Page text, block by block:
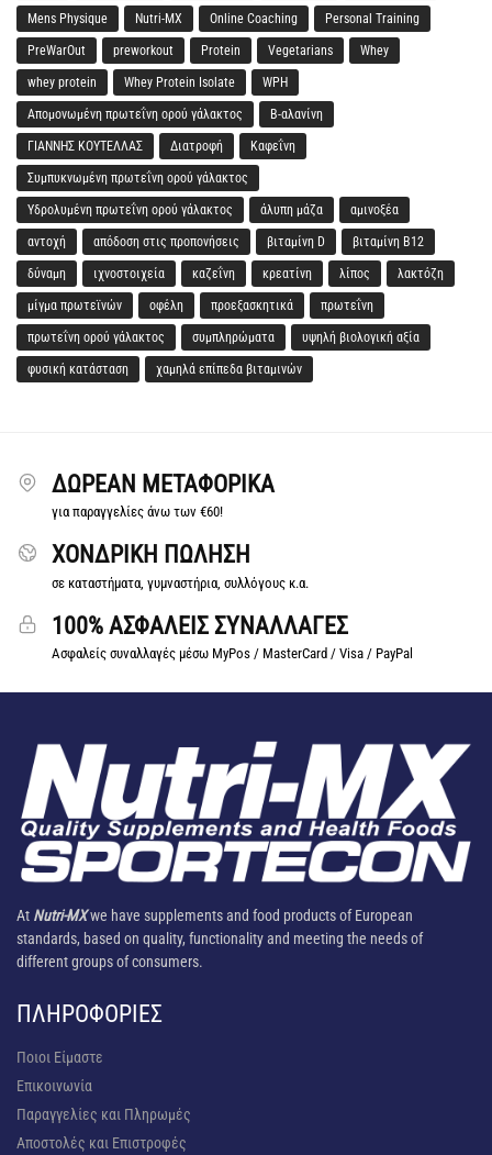
Mens Physique Nutri-MX Online Coaching Personal Training
PreWarOut preworkout Protein Vegetarians Whey
whey protein Whey Protein Isolate WPH
Απομονωμένη πρωτεΐνη ορού γάλακτος Β-αλανίνη
ΓΙΑΝΝΗΣ ΚΟΥΤΕΛΛΑΣ Διατροφή Καφεΐνη
Συμπυκνωμένη πρωτεΐνη ορού γάλακτος
Υδρολυμένη πρωτεΐνη ορού γάλακτος άλυπη μάζα αμινοξέα
αντοχή απόδοση στις προπονήσεις βιταμίνη D βιταμίνη Β12
δύναμη ιχνοστοιχεία καζεΐνη κρεατίνη λίπος λακτόζη
μίγμα πρωτεϊνών οφέλη προεξασκητικά πρωτεΐνη
πρωτεΐνη ορού γάλακτος συμπληρώματα υψηλή βιολογική αξία
φυσική κατάσταση χαμηλά επίπεδα βιταμινών
ΔΩΡΕΆΝ ΜΕΤΑΦΟΡΙΚΆ
για παραγγελίες άνω των €60!
ΧΟΝΔΡΙΚΗ ΠΩΛΗΣΗ
σε καταστήματα, γυμναστήρια, συλλόγους κ.α.
100% ΑΣΦΑΛΕΙΣ ΣΥΝΑΛΛΑΓΕΣ
Ασφαλείς συναλλαγές μέσω MyPos / MasterCard / Visa / PayPal
At Nutri-MXwe have supplements and food products of European
standards, based on quality, functionality and meeting the needs of
different groups of consumers.
ΠΛΗΡΟΦΟΡΊΕΣ
Ποιοι Είμαστε
Επικοινωνία
Παραγγελίες και Πληρωμές
Αποστολές και Επιστροφές